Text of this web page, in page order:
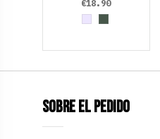
€18.90
GreyVerde Oliva
Sobre el pedido